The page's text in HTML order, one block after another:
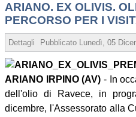
ARIANO. EX OLIVIS.
PERCORSO PER I
Dettagli Pubblicato Lunedì, 05
ARIANO IRPINO (AV) - In
dell'olio di Ravece, in
dicembre, l'Assessorato alla